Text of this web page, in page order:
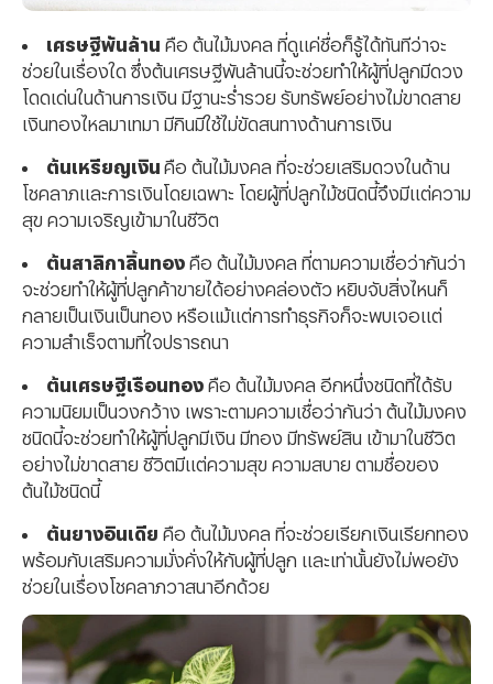
เศรษฐีพันล้าน คือ ต้นไม้มงคล ที่ดูแค่ชื่อก็รู้ได้ทันทีว่าจะ
ช่วยในเรื่องใด ซึ่งต้นเศรษฐีพันล้านนี้จะช่วยทำให้ผู้ที่ปลูกมีดวง
โดดเด่นในด้านการเงิน มีฐานะร่ำรวย รับทรัพย์อย่างไม่ขาดสาย
เงินทองไหลมาเทมา มีกินมีใช้ไม่ขัดสนทางด้านการเงิน
ต้นเหรียญเงิน คือ ต้นไม้มงคล ที่จะช่วยเสริมดวงในด้าน
โชคลาภและการเงินโดยเฉพาะ โดยผู้ที่ปลูกไม้ชนิดนี้จึงมีแต่ความ
สุข ความเจริญเข้ามาในชีวิต
ต้นสาลิกาลิ้นทอง คือ ต้นไม้มงคล ที่ตามความเชื่อว่ากันว่า
จะช่วยทำให้ผู้ที่ปลูกค้าขายได้อย่างคล่องตัว หยิบจับสิ่งไหนก็
กลายเป็นเงินเป็นทอง หรือแม้แต่การทำธุรกิจก็จะพบเจอแต่
ความสำเร็จตามที่ใจปรารถนา
ต้นเศรษฐีเรือนทอง คือ ต้นไม้มงคล อีกหนึ่งชนิดที่ได้รับ
ความนิยมเป็นวงกว้าง เพราะตามความเชื่อว่ากันว่า ต้นไม้มงคง
ชนิดนี้จะช่วยทำให้ผู้ที่ปลูกมีเงิน มีทอง มีทรัพย์สิน เข้ามาในชีวิต
อย่างไม่ขาดสาย ชีวิตมีแต่ความสุข ความสบาย ตามชื่อของ
ต้นไม้ชนิดนี้
ต้นยางอินเดีย คือ ต้นไม้มงคล ที่จะช่วยเรียกเงินเรียกทอง
พร้อมกับเสริมความมั่งคั่งให้กับผู้ที่ปลูก และเท่านั้นยังไม่พอยัง
ช่วยในเรื่องโชคลาภวาสนาอีกด้วย